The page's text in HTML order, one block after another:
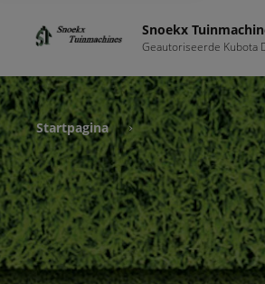
Snoekx
Geautoriseerde Kubota
Startpagina ›